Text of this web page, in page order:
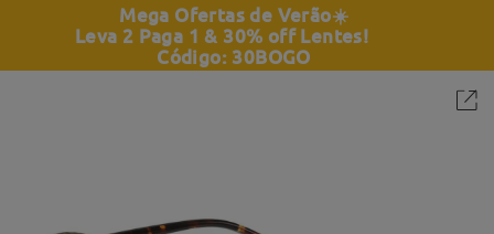
Mega Ofertas de Verão☀️
Leva 2 Paga 1 & 30% off Lentes!
Código: 30BOGO